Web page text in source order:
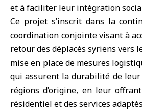
et à faciliter leur intégration
Ce projet s’inscrit dans la
coordination conjointe visant à
retour des déplacés syriens vers
mise en place de mesures
qui assurent la durabilité de
régions d’origine, en leur
résidentiel et des services